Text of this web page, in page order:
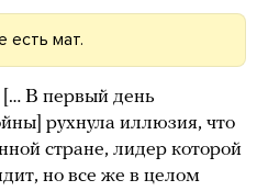
есть мат.
[… В первый день
рухнула иллюзия, что
стране, лидер которой
но все же в целом